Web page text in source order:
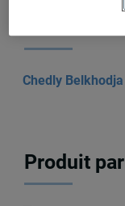
Chedly Belkhodja
Produit par